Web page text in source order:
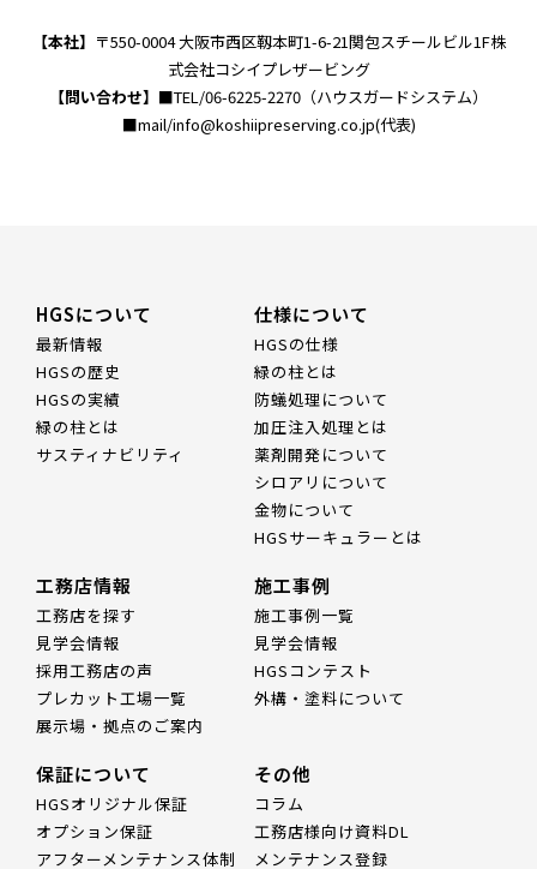
【本社】 〒550-0004 大阪市西区靱本町1-6-21関包スチールビル1F株
式会社コシイプレザービング
【問い合わせ】 ■TEL/06-6225-2270（ハウスガードシステム）
■mail/info@koshiipreserving.co.jp(代表)
HGSについて
最新情報
HGSの歴史
HGSの実績
緑の柱とは
サスティナビリティ
仕様について
HGSの仕様
緑の柱とは
防蟻処理について
加圧注入処理とは
薬剤開発について
シロアリについて
金物について
HGSサーキュラーとは
工務店情報
工務店を探す
見学会情報
採用工務店の声
プレカット工場一覧
展示場・拠点のご案内
施工事例
施工事例一覧
見学会情報
HGSコンテスト
外構・塗料について
保証について
HGSオリジナル保証
オプション保証
アフターメンテナンス体制
その他
コラム
工務店様向け資料DL
メンテナンス登録